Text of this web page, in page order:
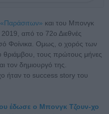
«Παράσιτων» και του Μπονγκ
από το 72ο Διεθνές
Φοίνικα. Ομως, ο χορός των
θριάμβου, τους πρώτους μήνες
τον δημιουργό της.
ήταν το success story του
έδωσε ο Μπονγκ Τζουν-χο